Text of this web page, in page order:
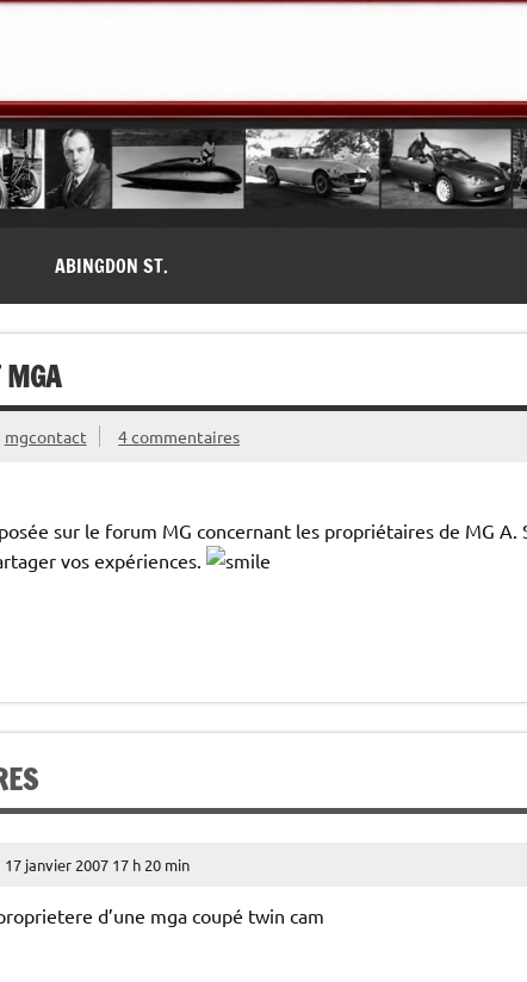
ABINGDON ST.
mgcontact 4 commentaires
sur le forum MG concernant les propriétaires de MG A.
vos expériences.
17 janvier 2007 17 h 20 min
d’une mga coupé twin cam